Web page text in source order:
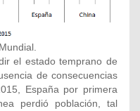
el estado temprano de
de consecuencias
España por primera
perdió población, tal